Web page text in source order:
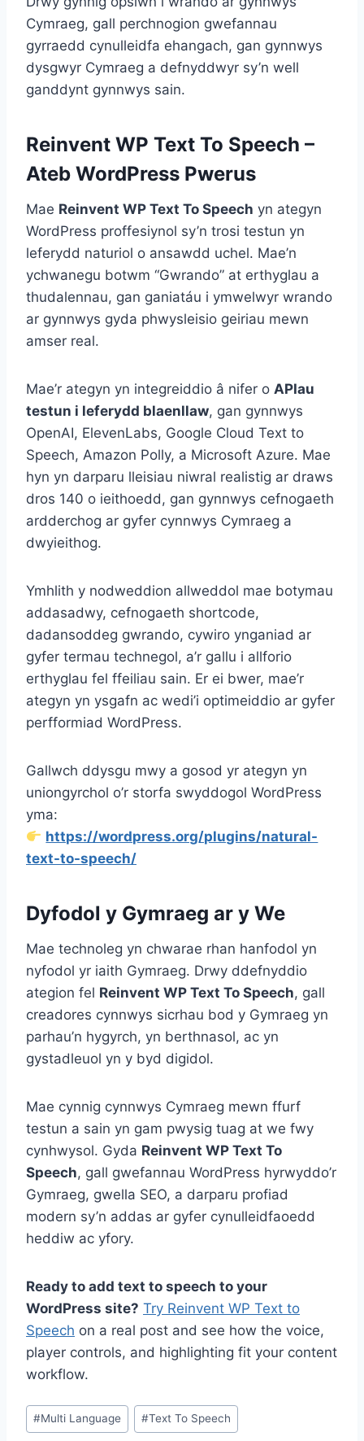
Cymraeg, gall perchnogion gwefannau
gyrraedd cynulleidfa ehangach, gan gynnwys
dysgwyr Cymraeg a defnyddwyr sy’n well
ganddynt gynnwys sain.
Reinvent WP Text To Speech –
Ateb WordPress Pwerus
Mae Reinvent WP Text To Speech yn ategyn
WordPress proffesiynol sy’n trosi testun yn
leferydd naturiol o ansawdd uchel. Mae’n
ychwanegu botwm “Gwrando” at erthyglau a
thudalennau, gan ganiatáu i ymwelwyr wrando
ar gynnwys gyda phwysleisio geiriau mewn
amser real.
Mae’r ategyn yn integreiddio â nifer o APIau
testun i leferydd blaenllaw, gan gynnwys
OpenAI, ElevenLabs, Google Cloud Text to
Speech, Amazon Polly, a Microsoft Azure. Mae
hyn yn darparu lleisiau niwral realistig ar draws
dros 140 o ieithoedd, gan gynnwys cefnogaeth
ardderchog ar gyfer cynnwys Cymraeg a
dwyieithog.
Ymhlith y nodweddion allweddol mae botymau
addasadwy, cefnogaeth shortcode,
dadansoddeg gwrando, cywiro ynganiad ar
gyfer termau technegol, a’r gallu i allforio
erthyglau fel ffeiliau sain. Er ei bwer, mae’r
ategyn yn ysgafn ac wedi’i optimeiddio ar gyfer
perfformiad WordPress.
Gallwch ddysgu mwy a gosod yr ategyn yn
uniongyrchol o’r storfa swyddogol WordPress
yma:
https://wordpress.org/plugins/natural-
text-to-speech/
Dyfodol y Gymraeg ar y We
Mae technoleg yn chwarae rhan hanfodol yn
nyfodol yr iaith Gymraeg. Drwy ddefnyddio
ategion fel Reinvent WP Text To Speech, gall
creadores cynnwys sicrhau bod y Gymraeg yn
parhau’n hygyrch, yn berthnasol, ac yn
gystadleuol yn y byd digidol.
Mae cynnig cynnwys Cymraeg mewn ffurf
testun a sain yn gam pwysig tuag at we fwy
cynhwysol. Gyda Reinvent WP Text To
Speech, gall gwefannau WordPress hyrwyddo’r
Gymraeg, gwella SEO, a darparu profiad
modern sy’n addas ar gyfer cynulleidfaoedd
heddiw ac yfory.
Ready to add text to speech to your
WordPress site? Try Reinvent WP Text to
Speech on a real post and see how the voice,
player controls, and highlighting fit your content
workflow.
Post
Tags:
#Multi Language #Text To Speech